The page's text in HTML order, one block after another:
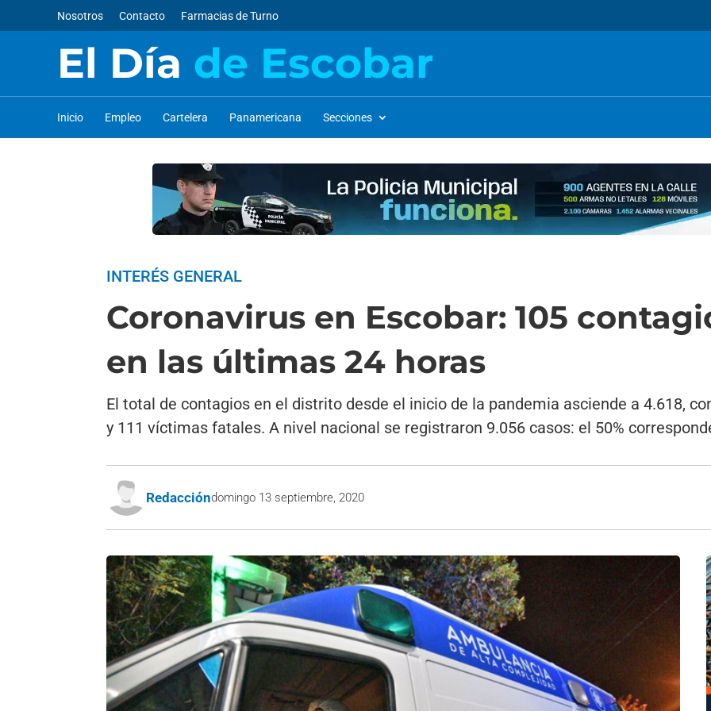
Nosotros Contacto Farmacias de Turno
El Día de Escobar
Inicio Empleo Cartelera Panamericana Secciones
INTERÉS GENERAL
Coronavirus en Escobar: 105
en las últimas 24 horas
El total de contagios en el distrito desde el inicio de la pandemia asciende a 4.618,
y 111 víctimas fatales. A nivel nacional se registraron 9.056 casos: el 50%
Redaccióndomingo 13 septiembre, 2020